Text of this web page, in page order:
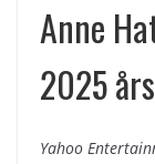
Anne
2025
Yahoo